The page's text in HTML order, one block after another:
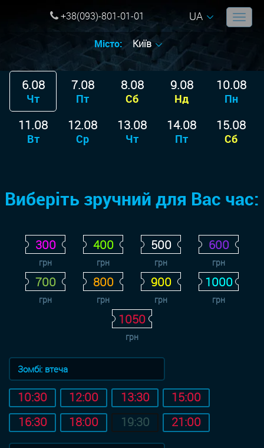
+38(093)-801-01-01 UA
Місто: Київ
6.08
Чт
7.08
Пт
8.08
Сб
9.08
Нд
10.08
Пн
11.08
Вт
12.08
Ср
13.08
Чт
14.08
Пт
15.08
Сб
Виберіть зручний для Вас час:
300
грн
400
грн
500
грн
600
грн
700
грн
800
грн
900
грн
1000
грн
1050
грн
Зомбі: втеча
10:30 12:00 13:30
15:00
16:30
18:00 19:30 21:00